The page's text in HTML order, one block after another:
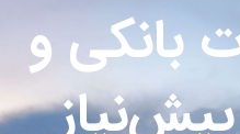
بانکی و
پیش‌نیاز